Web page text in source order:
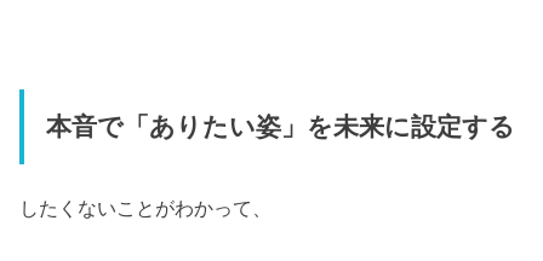
本音で「ありたい姿」を未来に設定する
したくないことがわかって、